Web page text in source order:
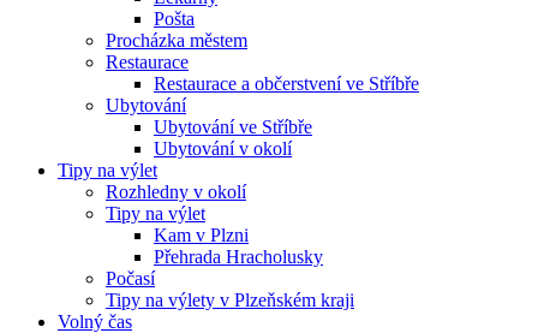
Pošta
Procházka městem
Restaurace
Restaurace a občerstvení ve Stříbře
Ubytování
Ubytování ve Stříbře
Ubytování v okolí
Tipy na výlet
Rozhledny v okolí
Tipy na výlet
Kam v Plzni
Přehrada Hracholusky
Počasí
Tipy na výlety v Plzeňském kraji
Volný čas